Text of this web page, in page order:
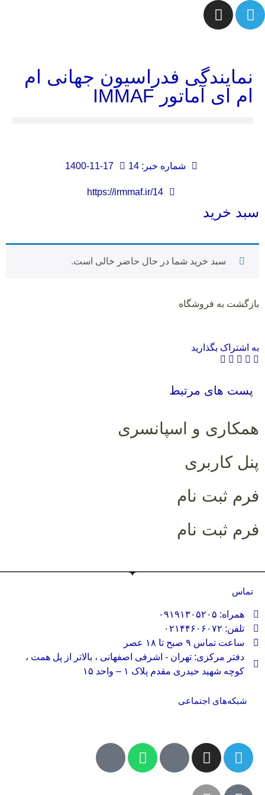
نمایندگی فدراسیون جهانی ام
ام ای آماتور IMMAF
شماره خبر: 14 1400-11-17
https://irmmaf.ir/14
سبد خرید
سبد خرید شما در حال حاضر خالی است.
بازگشت به فروشگاه
به اشتراک بگذارید
پست های مرتبط
همکاری و اسپانسری
پنل کاربری
فرم ثبت نام
فرم ثبت نام
تماس
همراه: ۰۹۱۹۱۳۰۵۲۰۵
تلفن: ۰۲۱۴۴۶۰۶۰۷۲
ساعت تماس ۹ صبح تا ۱۸ عصر
دفتر مرکزی: تهران - اشرفی اصفهانی ، بالاتر از پل همت ،
کوچه شهید حیدری مقدم پلاک ۱ – واحد ۱۵
شبکه‌های اجتماعی